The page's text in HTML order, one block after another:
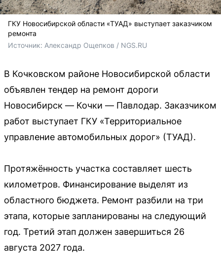
ГКУ Новосибирской области «ТУАД» выступает заказчиком
ремонта
Источник: Александр Ощепков / NGS.RU
В Кочковском районе Новосибирской области
объявлен тендер на ремонт дороги
Новосибирск — Кочки — Павлодар. Заказчиком
работ выступает ГКУ «Территориальное
управление автомобильных дорог» (ТУАД).
Протяжённость участка составляет шесть
километров. Финансирование выделят из
областного бюджета. Ремонт разбили на три
этапа, которые запланированы на следующий
год. Третий этап должен завершиться 26
августа 2027 года.